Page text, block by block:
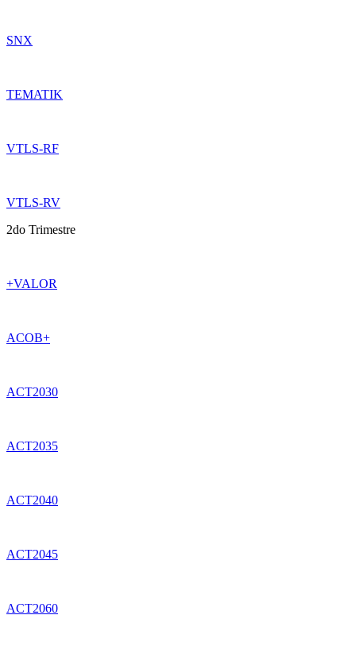
SNX
TEMATIK
VTLS-RF
VTLS-RV
2do Trimestre
+VALOR
ACOB+
ACT2030
ACT2035
ACT2040
ACT2045
ACT2060